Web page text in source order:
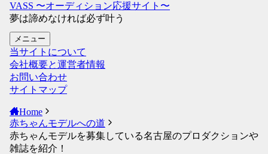
VASS 〜オーディション応援サイト〜
夢は諦めなければ必ず叶う
メニュー
当サイトについて
会社概要と運営者情報
お問い合わせ
サイトマップ
Home
赤ちゃんモデルへの道
赤ちゃんモデルを募集している名古屋のプロダクションや
雑誌を紹介！